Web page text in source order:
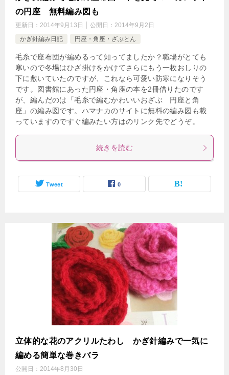
の円座 無料編み図も
更新日： 2014年9月13日 公開日： 2014年9月2日
かぎ針編み日記
円座・角座・ざぶとん
毛糸で座布団が編めるって知ってましたか？職場がとても
寒いので冬場はひざ掛けをかけてさらにもう一枚おしりの
下に敷いていたのですが、これなら可愛い防寒になりそう
です。図書館にあった円座・角座の本を2冊借りたのです
が、編んだのは「毛糸で編むかわいいおざぶ 円座と角
座」の編み図です。ハマナカのサイトに無料の編み図も載
っていますのですぐ編みたい方はのリンク先でどうぞ。
続きを読む
Tweet 0
立体的な花のアクリルたわし かぎ針編みで一気に
編める簡単な巻きバラ
公開日： 2014年8月30日